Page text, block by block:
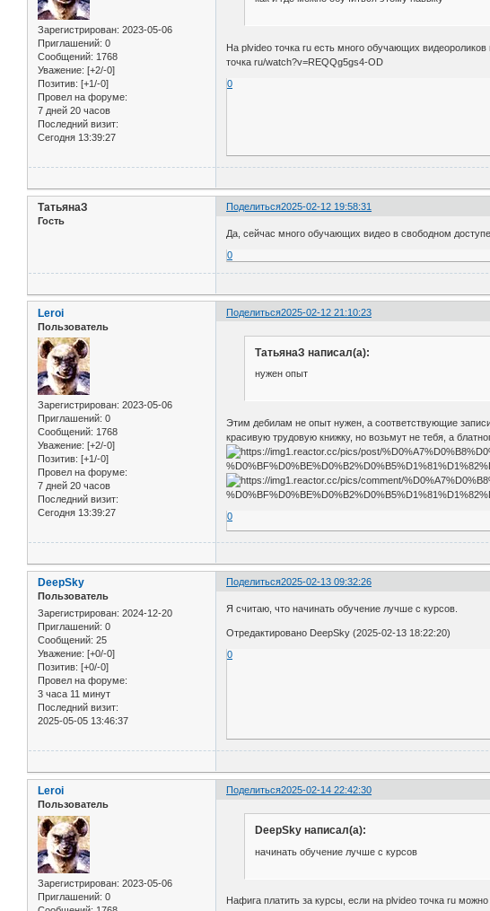
Зарегистрирован: 2023-05-06
Приглашений: 0
Сообщений: 1768
Уважение: [+2/-0]
Позитив: [+1/-0]
Провел на форуме:
7 дней 20 часов
Последний визит:
Сегодня 13:39:27
На plvideo точка ru есть много обучающих
точка ru/watch?v=REQQg5gs4-OD
0
Поделиться2025-02-12 19:58:31
ТатьянаЗ
Гость
Да, сейчас много обучающих видео в свободном
0
Поделиться2025-02-12 21:10:23
Leroi
Пользователь
Зарегистрирован: 2023-05-06
Приглашений: 0
Сообщений: 1768
Уважение: [+2/-0]
Позитив: [+1/-0]
Провел на форуме:
7 дней 20 часов
Последний визит:
Сегодня 13:39:27
ТатьянаЗ написал(а):
нужен опыт
Этим дебилам не опыт нужен, а соответствующие
красивую трудовую книжку, но возьмут не тебя, а
0
Поделиться2025-02-13 09:32:26
DeepSky
Пользователь
Зарегистрирован: 2024-12-20
Приглашений: 0
Сообщений: 25
Уважение: [+0/-0]
Позитив: [+0/-0]
Провел на форуме:
3 часа 11 минут
Последний визит:
2025-05-05 13:46:37
Я считаю, что начинать обучение лучше с курсов.
Отредактировано DeepSky (2025-02-13 18:22:20)
0
Поделиться2025-02-14 22:42:30
Leroi
Пользователь
Зарегистрирован: 2023-05-06
Приглашений: 0
DeepSky написал(а):
начинать обучение лучше с курсов
Нафига платить за курсы, если на plvideo точка ru